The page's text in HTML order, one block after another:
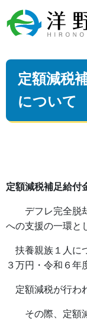
定額減税
について
定額減税補足給付
デフレ完全脱却
への支援の一環と
扶養親族１人に
３万円・令和６年
定額減税が行わ
その際、定額減